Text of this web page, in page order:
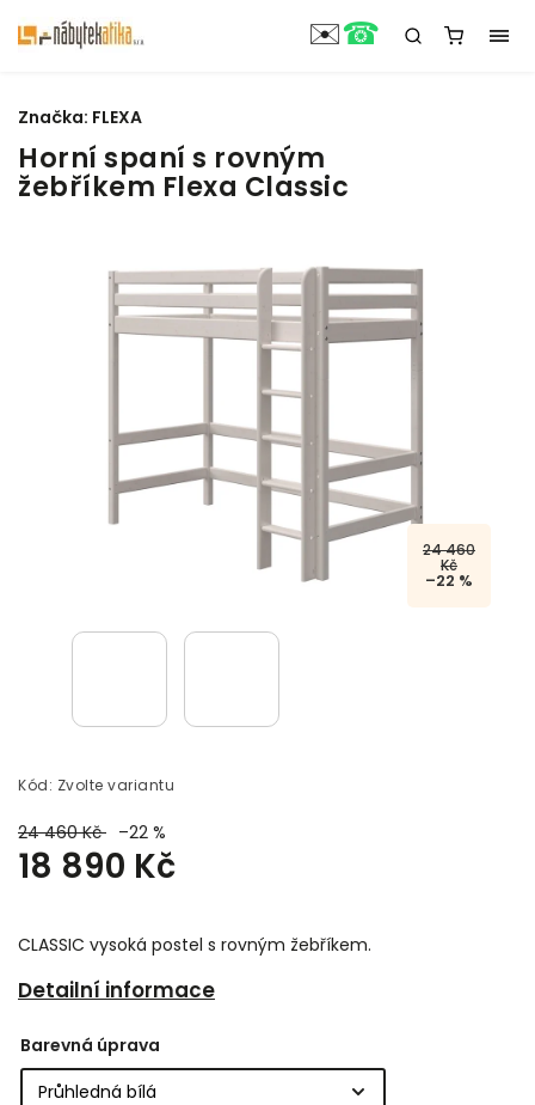
Horní spaní s rovným
žebříkem Flexa Classic
24 460
Kč
–22 %
Kód: Zvolte variantu
24 460 Kč –22 %
18 890 Kč
CLASSIC vysoká postel s rovným žebříkem.
Detailní informace
Značka: FLEXA
Barevná úprava
✉️☎